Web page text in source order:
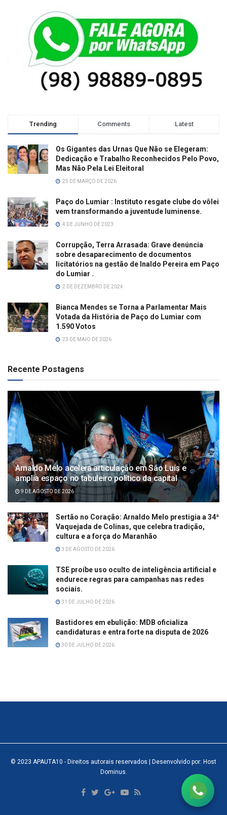
Trending Comments Latest
Os Gigantes das Urnas Que Não se Elegeram:
Dedicação e Trabalho Reconhecidos Pelo Povo,
Mas Não Pela Lei Eleitoral
25 DE MARÇO DE 2026
Paço do Lumiar : Instituto resgate clube do vôlei
vem transformando a juventude luminense.
4 DE JUNHO DE 2023
Corrupção, Terra Arrasada: Grave denúncia
sobre desaparecimento de documentos
licitatórios na gestão de Inaldo Pereira em Paço
do Lumiar .
2 DE DEZEMBRO DE 2024
Bianca Mendes se Torna a Parlamentar Mais
Votada da História de Paço do Lumiar com
1.590 Votos
23 DE MAIO DE 2026
Recente Postagens
Arnaldo Melo acelera articulação em São Luís e
amplia espaço no tabuleiro político da capital
9 DE AGOSTO DE 2026
Sertão no Coração: Arnaldo Melo prestigia a 34ª
Vaquejada de Colinas, que celebra tradição,
cultura e a força do Maranhão
3 DE AGOSTO DE 2026
TSE proíbe uso oculto de inteligência artificial e
endurece regras para campanhas nas redes
sociais.
31 DE JULHO DE 2026
Bastidores em ebulição: MDB oficializa
candidaturas e entra forte na disputa de 2026
30 DE JULHO DE 2026
© 2023 APAUTA10 - Direitos autorais reservados | Desenvolvido por: Host
Dominus.